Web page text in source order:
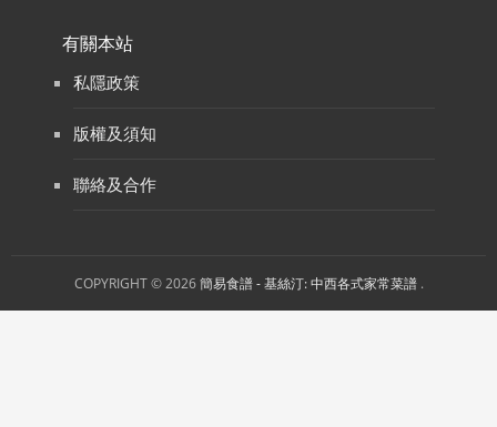
有關本站
私隱政策
版權及須知
聯絡及合作
COPYRIGHT © 2026簡易食譜 - 基絲汀: 中西各式家常菜譜 .